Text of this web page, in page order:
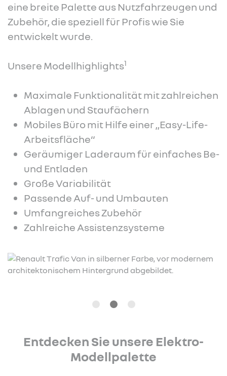
eine breite Palette aus Nutzfahrzeugen und
Zubehör, die speziell für Profis wie Sie
entwickelt wurde.
Unsere Modellhighlights1
Maximale Funktionalität mit zahlreichen
Ablagen und Staufächern
Mobiles Büro mit Hilfe einer „Easy-Life-
Arbeitsfläche“
Geräumiger Laderaum für einfaches Be-
und Entladen
Große Variabilität
Passende Auf- und Umbauten
Umfangreiches Zubehör
Zahlreiche Assistenzsysteme
Entdecken Sie unsere Elektro-
Modellpalette